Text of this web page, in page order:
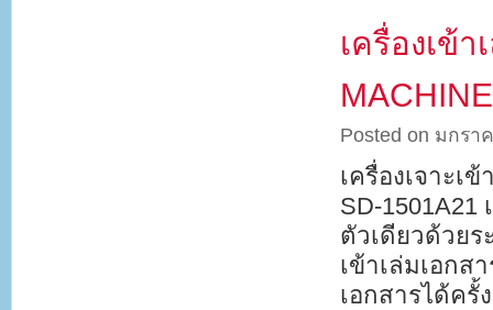
เครื่องเข้
Posted on มกรา
เครื่องเจาะเ
SD-1501A21
ตัวเดียวด้วยร
เข้าเล่มเอกส
เอกสารได้ครั้